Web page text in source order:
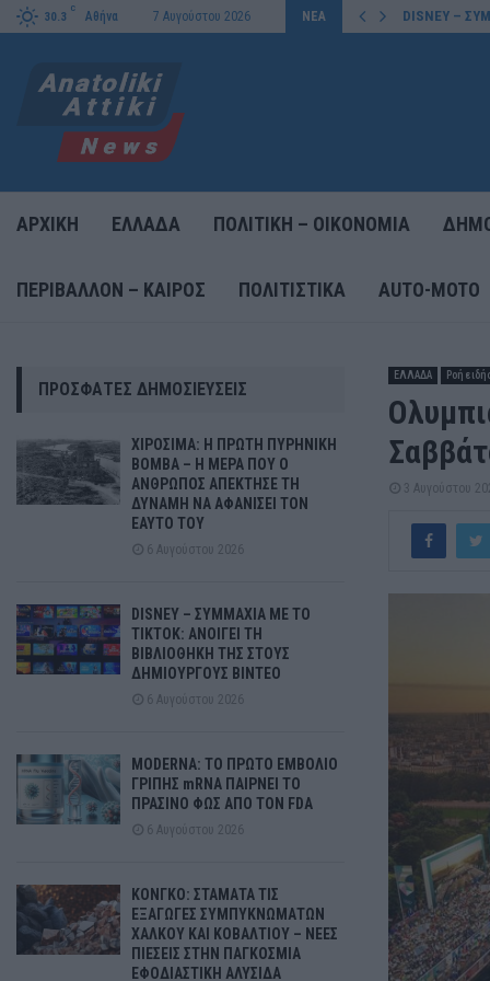
30.3
C
Αθήνα 7 Αυγούστου 2026 ΝΕΑ DISNEY –
ΑΡΧΙΚΗ ΕΛΛΑΔΑ ΠΟΛΙΤΙΚΗ – ΟΙΚΟΝΟΜΙΑ
ΠΕΡΙΒΑΛΛΟΝ – ΚΑΙΡΟΣ ΠΟΛΙΤΙΣΤΙΚΑ AUTO-MOTO
ΕΛΛΑΔΑ Ροή
3 Αυγούστου
ΠΡΌΣΦΑΤΕΣ ΔΗΜΟΣΙΕΎΣΕΙΣ
ΧΙΡΟΣΙΜΑ: Η ΠΡΩΤΗ ΠΥΡΗΝΙΚΗ
ΒΟΜΒΑ – Η ΜΕΡΑ ΠΟΥ Ο
ΑΝΘΡΩΠΟΣ ΑΠΕΚΤΗΣΕ ΤΗ
ΔΥΝΑΜΗ ΝΑ ΑΦΑΝΙΣΕΙ ΤΟΝ
ΕΑΥΤΟ ΤΟΥ
6 Αυγούστου 2026
DISNEY – ΣΥΜΜΑΧΙΑ ΜΕ ΤΟ
TIKTOK: ΑΝΟΙΓΕΙ ΤΗ
ΒΙΒΛΙΟΘΗΚΗ ΤΗΣ ΣΤΟΥΣ
ΔΗΜΙΟΥΡΓΟΥΣ ΒΙΝΤΕΟ
6 Αυγούστου 2026
MODERNA: ΤΟ ΠΡΩΤΟ ΕΜΒΟΛΙΟ
ΓΡΙΠΗΣ mRNA ΠΑΙΡΝΕΙ ΤΟ
ΠΡΑΣΙΝΟ ΦΩΣ ΑΠΟ ΤΟΝ FDA
6 Αυγούστου 2026
ΚΟΝΓΚΟ: ΣΤΑΜΑΤΑ ΤΙΣ
ΕΞΑΓΩΓΕΣ ΣΥΜΠΥΚΝΩΜΑΤΩΝ
ΧΑΛΚΟΥ ΚΑΙ ΚΟΒΑΛΤΙΟΥ – ΝΕΕΣ
ΠΙΕΣΕΙΣ ΣΤΗΝ ΠΑΓΚΟΣΜΙΑ
ΕΦΟΔΙΑΣΤΙΚΗ ΑΛΥΣΙΔΑ